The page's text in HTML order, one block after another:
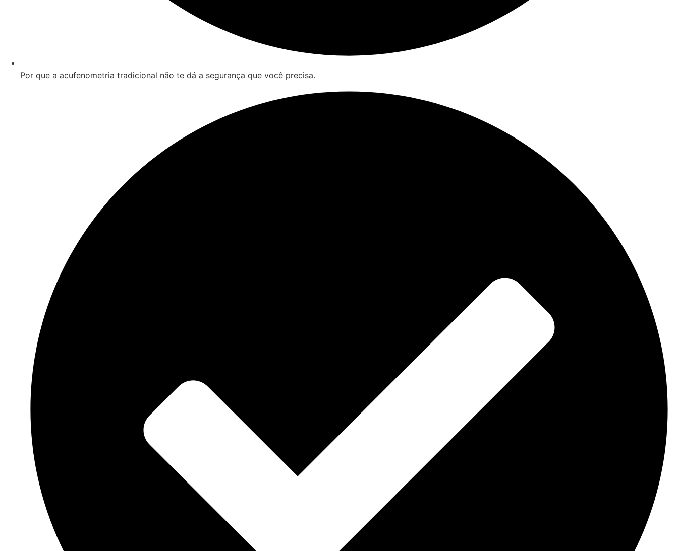
Por que a acufenometria tradicional não te dá a segurança que você precisa.